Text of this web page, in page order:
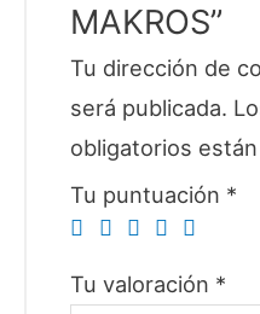
MAKROS”
Tu dirección de
será publicada.
obligatorios
Tu puntuación *
Tu valoración *